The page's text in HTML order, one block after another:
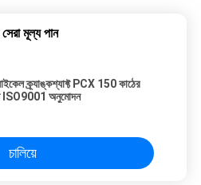
মূল্য পান
ক্র্যাঙ্কশ্যাফ্ট PCX 150 কাঠের
ISO9001 অনুমোদন
চালিয়ে